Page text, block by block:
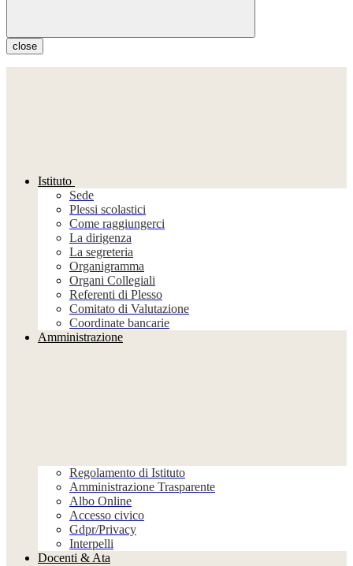
close
Istituto
Sede
Plessi scolastici
Come raggiungerci
La dirigenza
La segreteria
Organigramma
Organi Collegiali
Referenti di Plesso
Comitato di Valutazione
Coordinate bancarie
Amministrazione
Regolamento di Istituto
Amministrazione Trasparente
Albo Online
Accesso civico
Gdpr/Privacy
Interpelli
Docenti & Ata